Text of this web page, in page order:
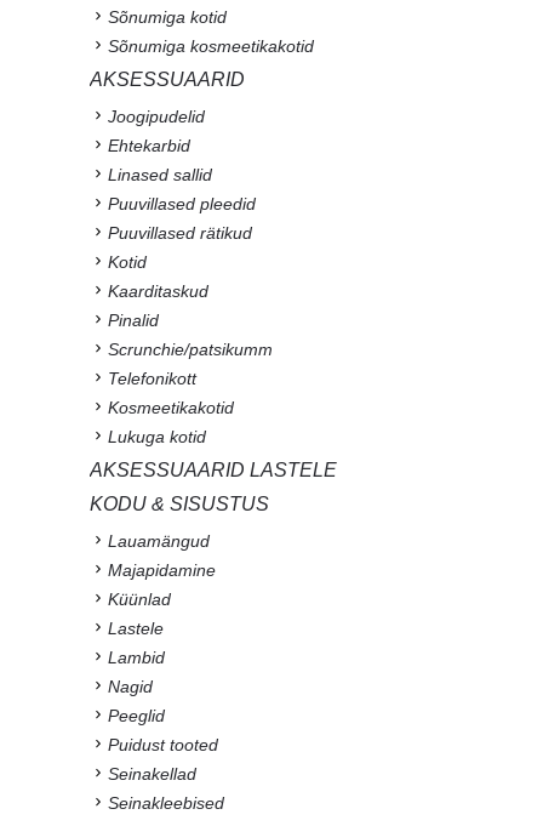
Sõnumiga kotid
Sõnumiga kosmeetikakotid
AKSESSUAARID
Joogipudelid
Ehtekarbid
Linased sallid
Puuvillased pleedid
Puuvillased rätikud
Kotid
Kaarditaskud
Pinalid
Scrunchie/patsikumm
Telefonikott
Kosmeetikakotid
Lukuga kotid
AKSESSUAARID LASTELE
KODU & SISUSTUS
Lauamängud
Majapidamine
Küünlad
Lastele
Lambid
Nagid
Peeglid
Puidust tooted
Seinakellad
Seinakleebised